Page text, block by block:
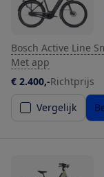
Bosch Active Line
Met app
€ 2.400,-Richtprijs
Vergelijk